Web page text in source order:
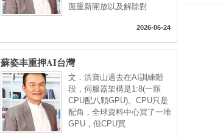
面重新開放以及解除對
2026-06-24
蘇姿丰重押AI台灣
文．洪寶山過去在AI訓練階
段，伺服器架構是1:8(一顆
CPU配八顆GPU)。CPU只是
配角，全球資料中心買了一堆
GPU，但CPU買